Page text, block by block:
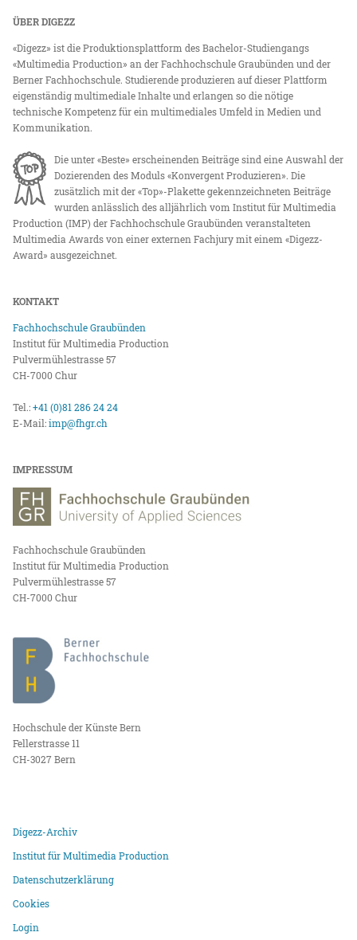
ÜBER DIGEZZ
«Digezz» ist die Produktionsplattform des Bachelor-Studiengangs
«Multimedia Production» an der Fachhochschule Graubünden und der
Berner Fachhochschule. Studierende produzieren auf dieser Plattform
eigenständig multimediale Inhalte und erlangen so die nötige
technische Kompetenz für ein multimediales Umfeld in Medien und
Kommunikation.
Die unter «Beste» erscheinenden Beiträge sind eine Auswahl der
Dozierenden des Moduls «Konvergent Produzieren». Die
zusätzlich mit der «Top»-Plakette gekennzeichneten Beiträge
wurden anlässlich des alljährlich vom Institut für Multimedia
Production (IMP) der Fachhochschule Graubünden veranstalteten
Multimedia Awards von einer externen Fachjury mit einem «Digezz-
Award» ausgezeichnet.
KONTAKT
Fachhochschule Graubünden
Institut für Multimedia Production
Pulvermühlestrasse 57
CH-7000 Chur
Tel.:+41 (0)81 286 24 24
E-Mail:imp@fhgr.ch
IMPRESSUM
Fachhochschule Graubünden
Institut für Multimedia Production
Pulvermühlestrasse 57
CH-7000 Chur
Hochschule der Künste Bern
Fellerstrasse 11
CH-3027 Bern
Digezz-Archiv
Institut für Multimedia Production
Datenschutzerklärung
Cookies
Login